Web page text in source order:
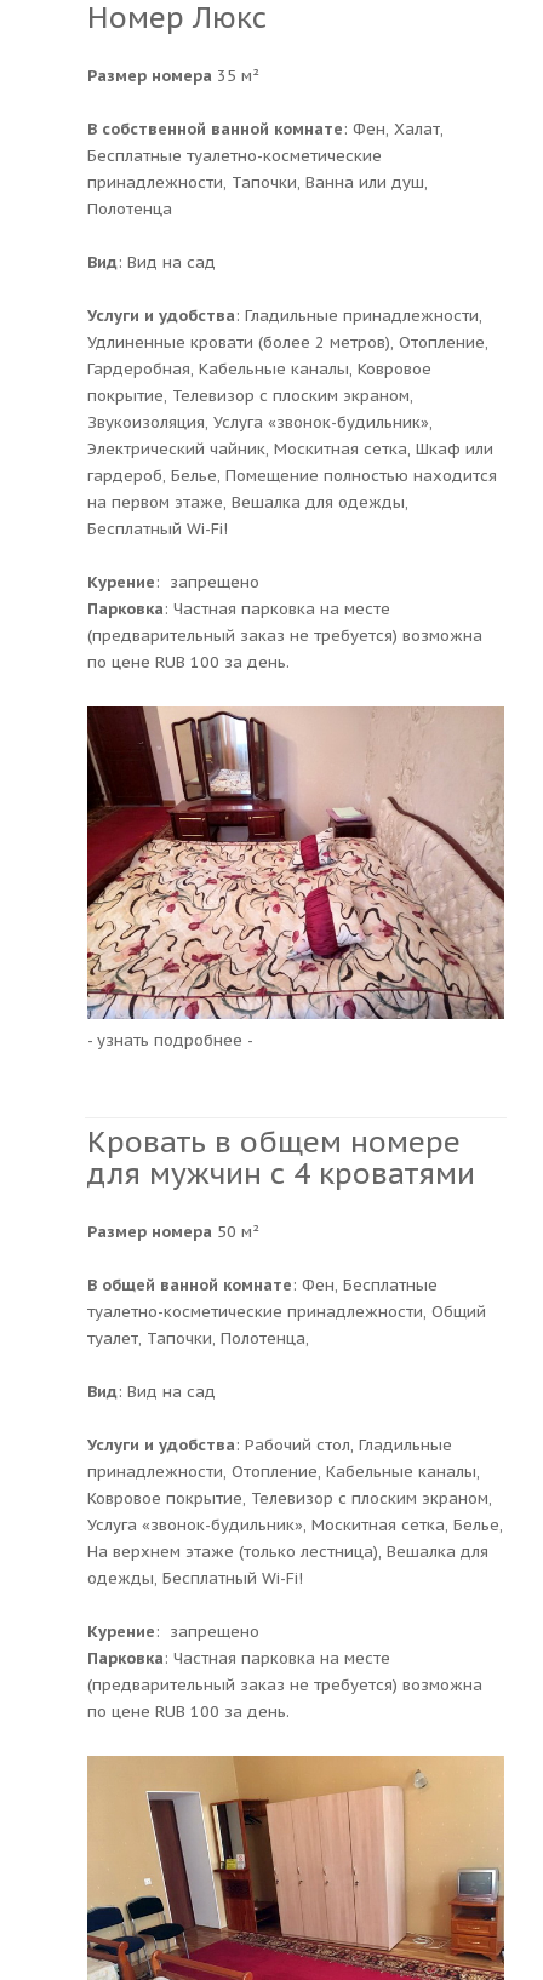
Номер Люкс
Размер номера 35 м²
В собственной ванной комнате: Фен, Халат,
Бесплатные туалетно-косметические
принадлежности, Тапочки, Ванна или душ,
Полотенца
Вид: Вид на сад
Услуги и удобства: ​Гладильные принадлежности,
Удлиненные кровати (более 2 метров), Отопление,
Гардеробная, Кабельные каналы, Ковровое
покрытие, Телевизор с плоским экраном,
Звукоизоляция, Услуга «звонок-будильник»,
Электрический чайник, Москитная сетка, Шкаф или
гардероб, Белье, Помещение полностью находится
на первом этаже, Вешалка для одежды,
Бесплатный Wi-Fi!
Курение: ​ запрещено
Парковка: ​Частная парковка на месте
(предварительный заказ не требуется) возможна
по цене RUB 100 за день.
- узнать подробнее -
Кровать в общем номере
для мужчин с 4 кроватями
Размер номера 50 м²
В общей ванной комнате: Фен, Бесплатные
туалетно-косметические принадлежности, Общий
туалет, Тапочки, Полотенца,
Вид: Вид на сад
Услуги и удобства: ​Рабочий стол, Гладильные
принадлежности, Отопление, Кабельные каналы,
Ковровое покрытие, Телевизор с плоским экраном,
Услуга «звонок-будильник», Москитная сетка, Белье,
На верхнем этаже (только лестница), Вешалка для
одежды, Бесплатный Wi-Fi!
Курение: ​ запрещено
Парковка: ​Частная парковка на месте
(предварительный заказ не требуется) возможна
по цене RUB 100 за день.